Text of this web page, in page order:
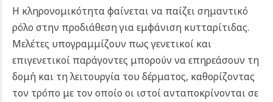
Η κληρονομικότητα φαίνεται να παίζει σημαντικό
ρόλο στην προδιάθεση για εμφάνιση κυτταρίτιδας.
Μελέτες υπογραμμίζουν πως γενετικοί και
επιγενετικοί παράγοντες μπορούν να επηρεάσουν τη
δομή και τη λειτουργία του δέρματος, καθορίζοντας
τον τρόπο με τον οποίο οι ιστοί ανταποκρίνονται σε